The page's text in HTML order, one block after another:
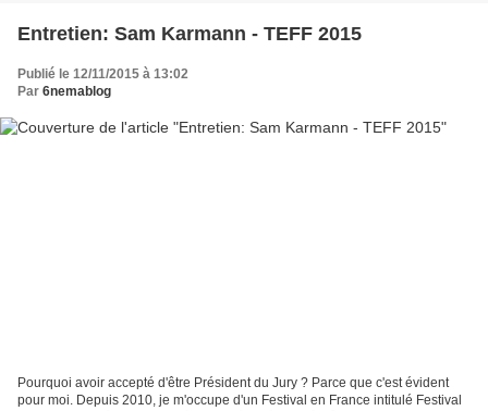
Entretien: Sam Karmann - TEFF 2015
Publié le 12/11/2015 à 13:02
Par 6nemablog
Pourquoi avoir accepté d'être Président du Jury ? Parce que c'est évident
pour moi. Depuis 2010, je m'occupe d'un Festival en France intitulé Festival